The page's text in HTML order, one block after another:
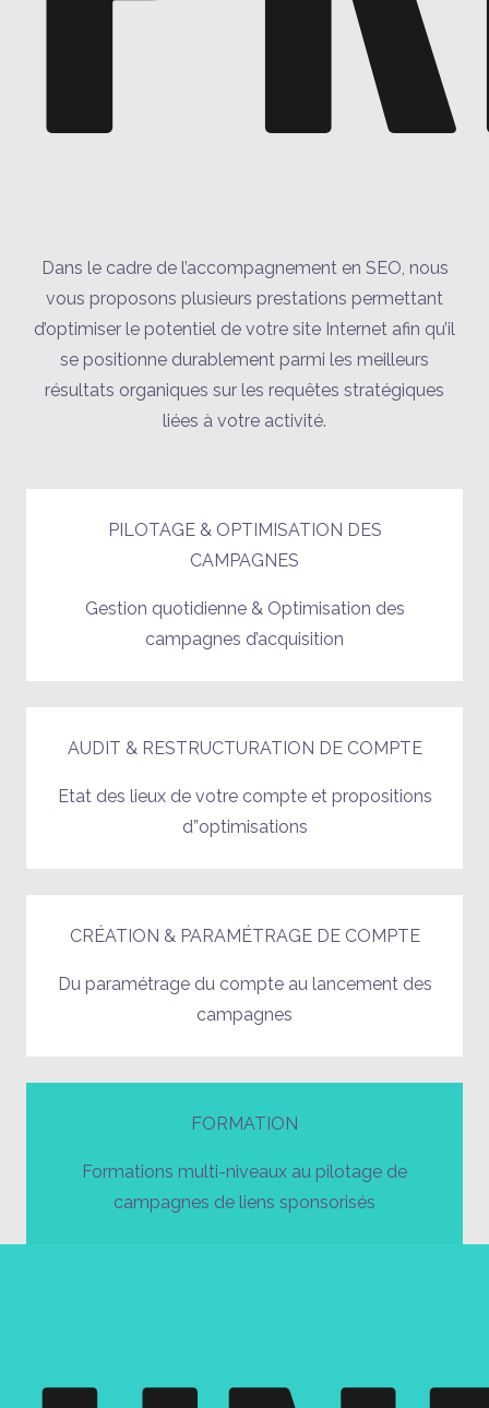
Dans le cadre de l’accompagnement en SEO, nous
vous proposons plusieurs prestations permettant
d’optimiser le potentiel de votre site Internet afin qu’il
se positionne durablement parmi les meilleurs
résultats organiques sur les requêtes stratégiques
liées à votre activité.
PILOTAGE & OPTIMISATION DES
CAMPAGNES
Gestion quotidienne & Optimisation des
campagnes d’acquisition
AUDIT & RESTRUCTURATION DE COMPTE
Etat des lieux de votre compte et propositions
d”optimisations
CRÉATION & PARAMÉTRAGE DE COMPTE
Du paramétrage du compte au lancement des
campagnes
FORMATION
Formations multi-niveaux au pilotage de
campagnes de liens sponsorisés